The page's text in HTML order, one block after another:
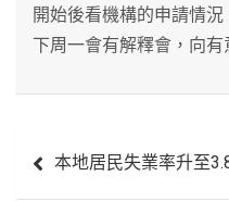
開始後看機構的申請情
下周一會有解釋會，向
章 本地居民失業率升至